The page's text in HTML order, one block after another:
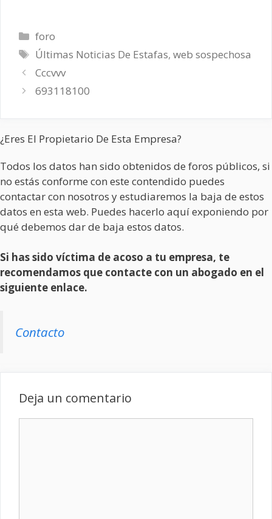
Categorías
foro
Etiquetas
Últimas Noticias De Estafas,web sospechosa
Cccvvv
693118100
¿Eres El Propietario De Esta Empresa?
Todos los datos han sido obtenidos de foros públicos, si
no estás conforme con este contendido puedes
contactar con nosotros y estudiaremos la baja de estos
datos en esta web. Puedes hacerlo aquí exponiendo por
qué debemos dar de baja estos datos.
Si has sido víctima de acoso a tu empresa, te
recomendamos que contacte con un abogado en el
siguiente enlace.
Contacto
Deja un comentario